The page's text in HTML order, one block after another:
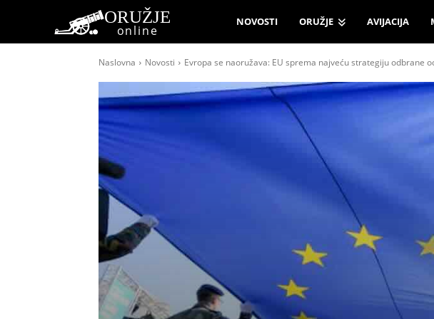
ORUŽJE
online
NOVOSTI ORUŽJE AVIJACIJA
Naslovna Novosti Evropa se naoružava: EU sprema najveću strategiju odbrane